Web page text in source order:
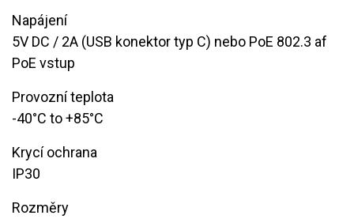
Napájení
​5V DC / 2A (USB konektor typ C) nebo PoE 802.3 af
PoE vstup
Provozní teplota
-40°C to +85°C​
Krycí ochrana
​​IP30
Rozměry